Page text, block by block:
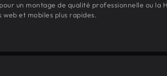
un montage de qualité professionnelle ou la
et mobiles plus rapides.